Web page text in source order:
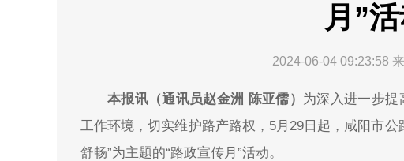
月”
2024-06-04 09:23:58
本报讯（通讯员赵金洲 陈亚儒） 为深入进一步提
工作环境，切实维护路产路权，5月29日起，咸阳市
舒畅”为主题的“路政宣传月”活动。